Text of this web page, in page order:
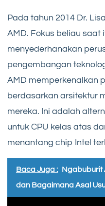
Pada tahun 2014 Dr.
AMD. Fokus beliau saat
menyederhanakan
pengembangan
AMD memperkenalkan
berdasarkan arsitektur
mereka. Ini adalah
untuk CPU kelas atas
menantang chip Intel
Baca Juga : Ngabuburit
dan Bagaimana Asal